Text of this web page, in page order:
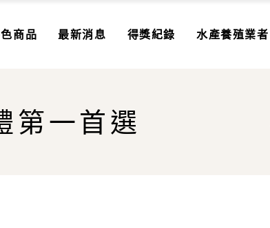
商品 最新消息 得獎紀錄 水產養殖業者
第一首選